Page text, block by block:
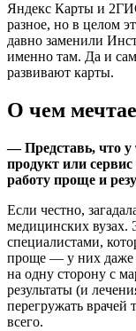
Яндекс Карты и
разное, но в целом
давно заменили
именно там. Да и
развивают карты.
О чем
— Представь, что у
продукт или
работу проще и
Если честно,
медицинских вузах.
специалистами,
проще — у них даже
на одну сторону с
результаты (и
перегружать
всего.